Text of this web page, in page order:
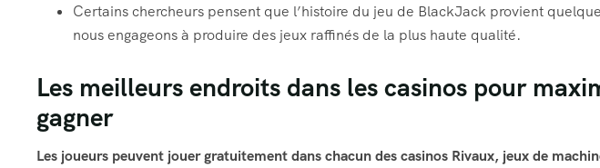
Certains chercheurs pensent que l’histoire du jeu de BlackJack provient
nous engageons à produire des jeux raffinés de la plus haute qualité.
Les meilleurs endroits dans les casinos pour
gagner
Les joueurs peuvent jouer gratuitement dans chacun des casinos Rivaux, jeux de